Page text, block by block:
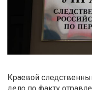
Краевой